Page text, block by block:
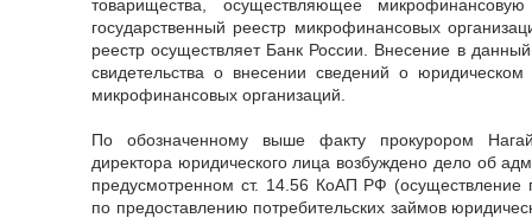
товарищества, осуществляющее
государственный реестр микрофинансовых
реестр осуществляет Банк России. Внесение в
свидетельства о внесении сведений о
микрофинансовых организаций.
По обозначенному выше факту прокурором
директора юридического лица возбуждено дело об
предусмотренном ст. 14.56 КоАП РФ (осуществление
по предоставлению потребительских займов